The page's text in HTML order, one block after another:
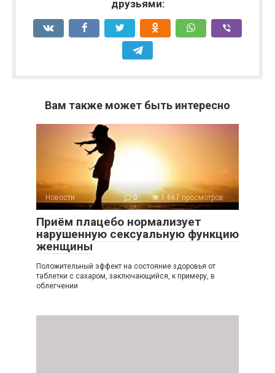
друзьями:
Вам также может быть интересно
Новости 0 1 667 просмотров
Приём плацебо нормализует
нарушенную сексуальную функцию
женщины
Положительный эффект на состояние здоровья от
таблетки с сахаром, заключающийся, к примеру, в
облегчении